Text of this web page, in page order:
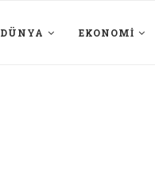
DÜNYA EKONOMI